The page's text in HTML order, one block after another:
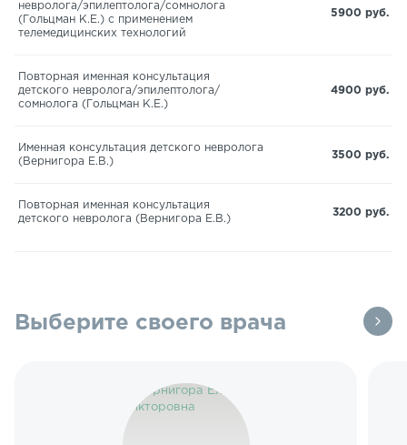
невролога/эпилептолога/сомнолога
(Гольцман К.Е.) с применением
телемедицинских технологий
5900 руб.
Повторная именная консультация
детского невролога/эпилептолога/
сомнолога (Гольцман К.Е.)
4900 руб.
Именная консультация детского невролога
(Вернигора Е.В.)
3500 руб.
Повторная именная консультация
детского невролога (Вернигора Е.В.)
3200 руб.
Выберите своего врача